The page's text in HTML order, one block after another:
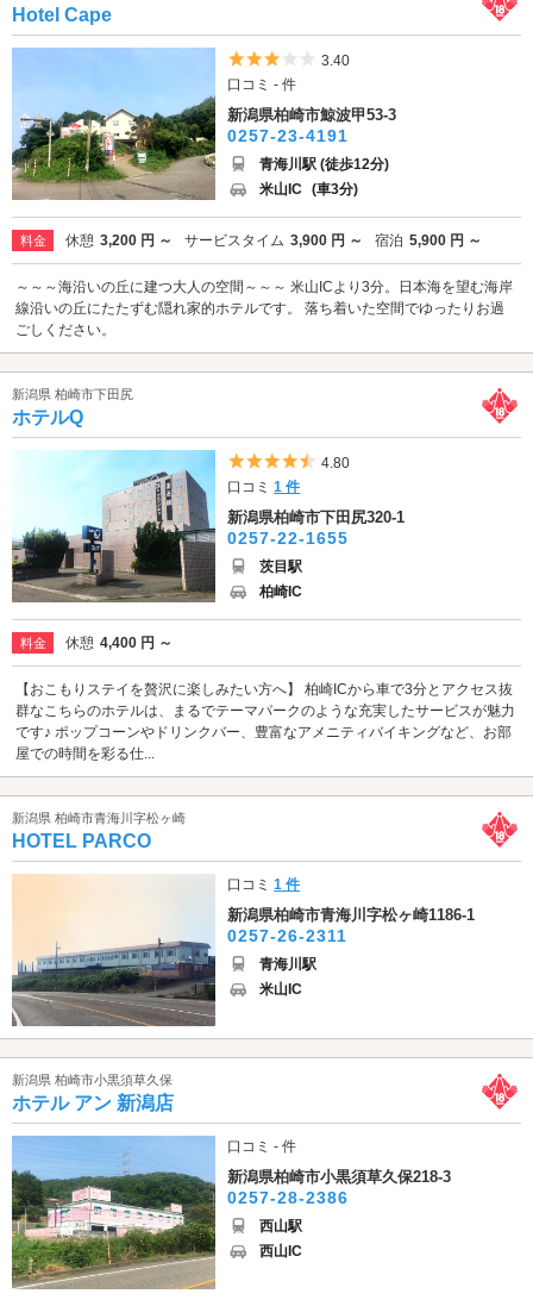
Hotel Cape
5つ星のうち3
3.40
口コミ - 件
新潟県柏崎市鯨波甲53-3
0257-23-4191
青海川駅 (徒歩12分)
米山IC (車3分)
料金 休憩 3,200 円 ～ サービスタイム 3,900 円 ～ 宿泊 5,900 円 ～
～～～海沿いの丘に建つ大人の空間～～～ 米山ICより3分。日本海を望む海岸
線沿いの丘にたたずむ隠れ家的ホテルです。 落ち着いた空間でゆったりお過
ごしください。
新潟県 柏崎市下田尻
ホテルQ
5つ星のうち4.5
4.80
口コミ1 件
新潟県柏崎市下田尻320-1
0257-22-1655
茨目駅
柏崎IC
料金 休憩 4,400 円 ～
【おこもりステイを贅沢に楽しみたい方へ】 柏崎ICから車で3分とアクセス抜
群なこちらのホテルは、まるでテーマパークのような充実したサービスが魅力
です♪ ポップコーンやドリンクバー、豊富なアメニティバイキングなど、お部
屋での時間を彩る仕...
新潟県 柏崎市青海川字松ヶ崎
HOTEL PARCO
口コミ1 件
新潟県柏崎市青海川字松ヶ崎1186-1
0257-26-2311
青海川駅
米山IC
新潟県 柏崎市小黒須草久保
ホテル アン 新潟店
口コミ - 件
新潟県柏崎市小黒須草久保218-3
0257-28-2386
西山駅
西山IC